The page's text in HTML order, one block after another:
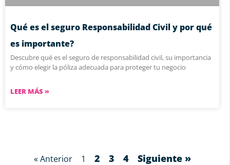
Qué es el seguro Responsabilidad Civil y por qué
es importante?
Descubre qué es el seguro de responsabilidad civil, su importancia
y cómo elegir la póliza adecuada para proteger tu negocio
LEER MÁS »
« Anterior 1 2 3 4 Siguiente »